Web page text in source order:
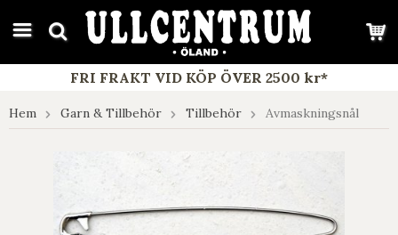
google-site-verification: google7e4b1026db5d9f32.html
FRI FRAKT VID KÖP ÖVER 2500 kr*
Hem Garn & Tillbehör Tillbehör Avmaskningsnål